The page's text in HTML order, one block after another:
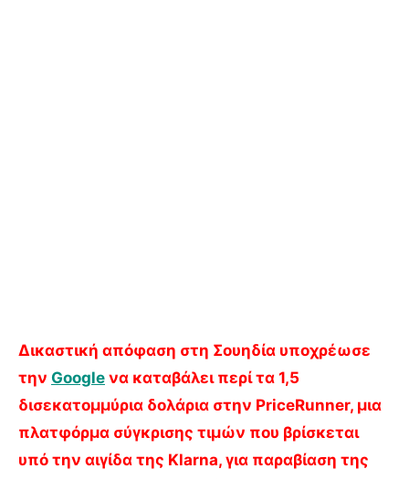
Δικαστική απόφαση στη Σουηδία υποχρέωσε
την Google να καταβάλει περί τα 1,5
δισεκατομμύρια δολάρια στην PriceRunner, μια
πλατφόρμα σύγκρισης τιμών που βρίσκεται
υπό την αιγίδα της Klarna, για παραβίαση της